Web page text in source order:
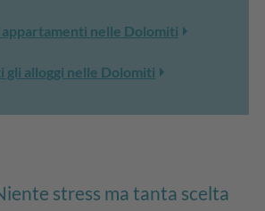
nelle Dolomiti
gli alloggi nelle Dolomiti
stress ma tanta scelta